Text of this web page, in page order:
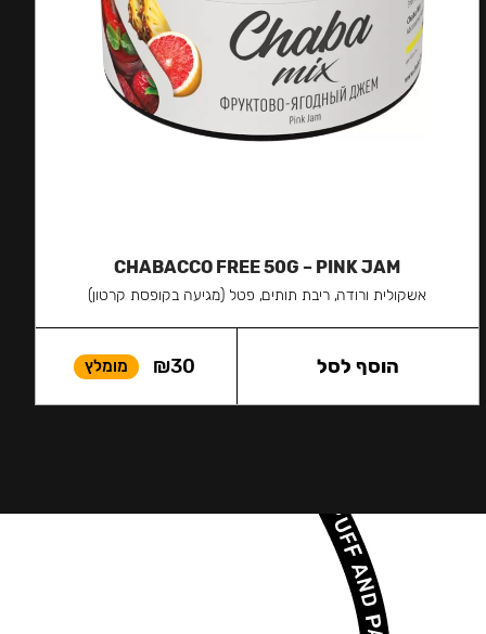
CHABACCO FREE 50G – PINK JAM
אשקולית ורודה, ריבת תותים, פטל (מגיעה בקופסת קרטון)
₪30 מומלץ הוסף לסל